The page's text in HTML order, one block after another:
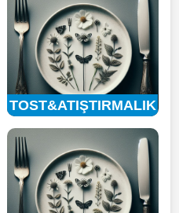
TOST&ATIŞTIRMALIK